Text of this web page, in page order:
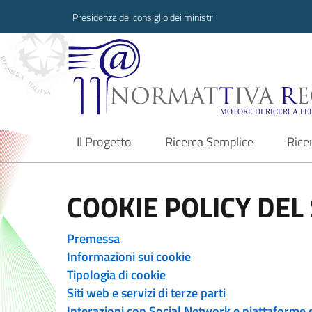
Presidenza del consiglio dei ministri
Normattiva
Il Progetto
current Ricerca Semplice
COOKIE POLICY
Premessa
Informazioni sui cookie
Tipologia di cookie
Siti web e servizi di terze parti